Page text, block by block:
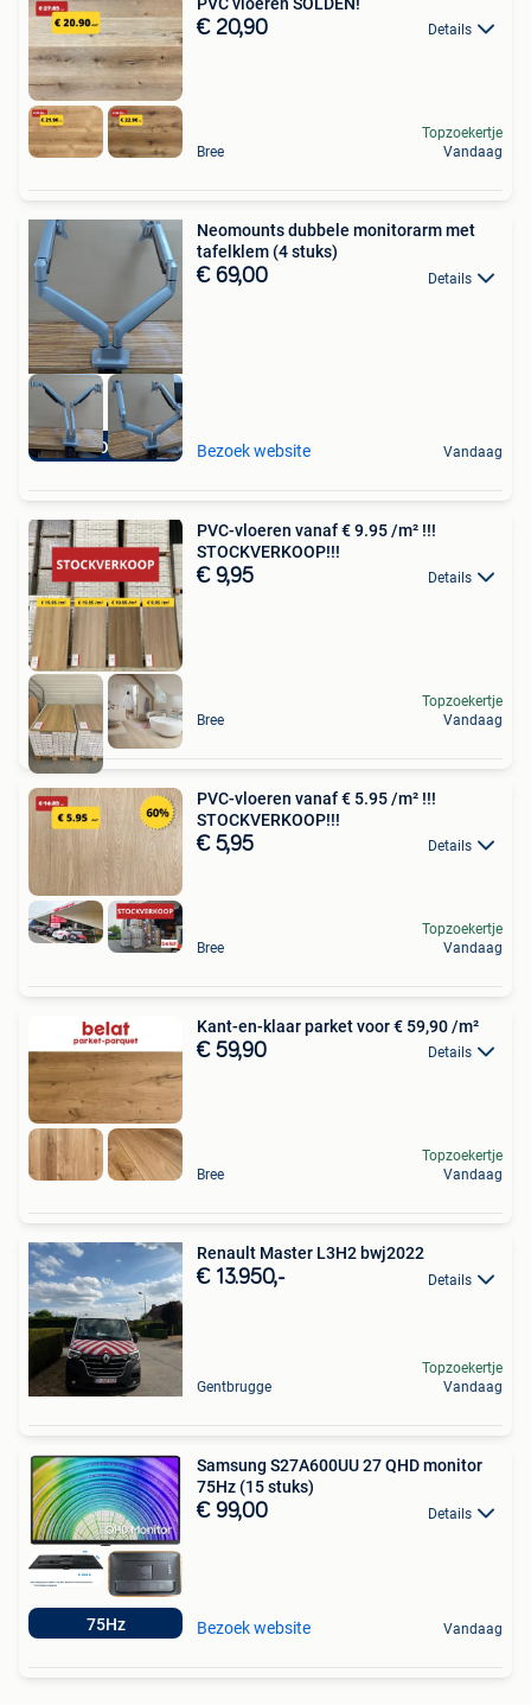
€ 20,90 Details
Bree
Topzoekertje
Vandaag
KOOPJE
Neomounts dubbele monitorarm met
tafelklem (4 stuks)
€ 69,00 Details
Bezoek website Vandaag
PVC-vloeren vanaf € 9.95 /m² !!!
STOCKVERKOOP!!!
€ 9,95 Details
Bree
Topzoekertje
Vandaag
PVC-vloeren vanaf € 5.95 /m² !!!
STOCKVERKOOP!!!
€ 5,95 Details
Bree
Topzoekertje
Vandaag
Kant-en-klaar parket voor € 59,90 /m²
€ 59,90 Details
Bree
Topzoekertje
Vandaag
Renault Master L3H2 bwj2022
€ 13.950,- Details
Gentbrugge
Topzoekertje
Vandaag
75Hz
Samsung S27A600UU 27 QHD monitor
75Hz (15 stuks)
€ 99,00 Details
Bezoek website Vandaag